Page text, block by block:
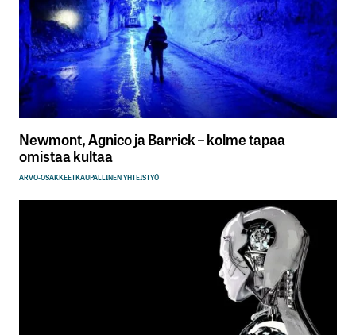
Newmont, Agnico ja Barrick – kolme tapaa
omistaa kultaa
ARVO-OSAKKEETKAUPALLINEN YHTEISTYÖ